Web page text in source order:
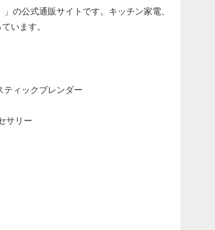
の公式通販サイトです。キッチン家電、
います。
ティックブレンダー
サリー